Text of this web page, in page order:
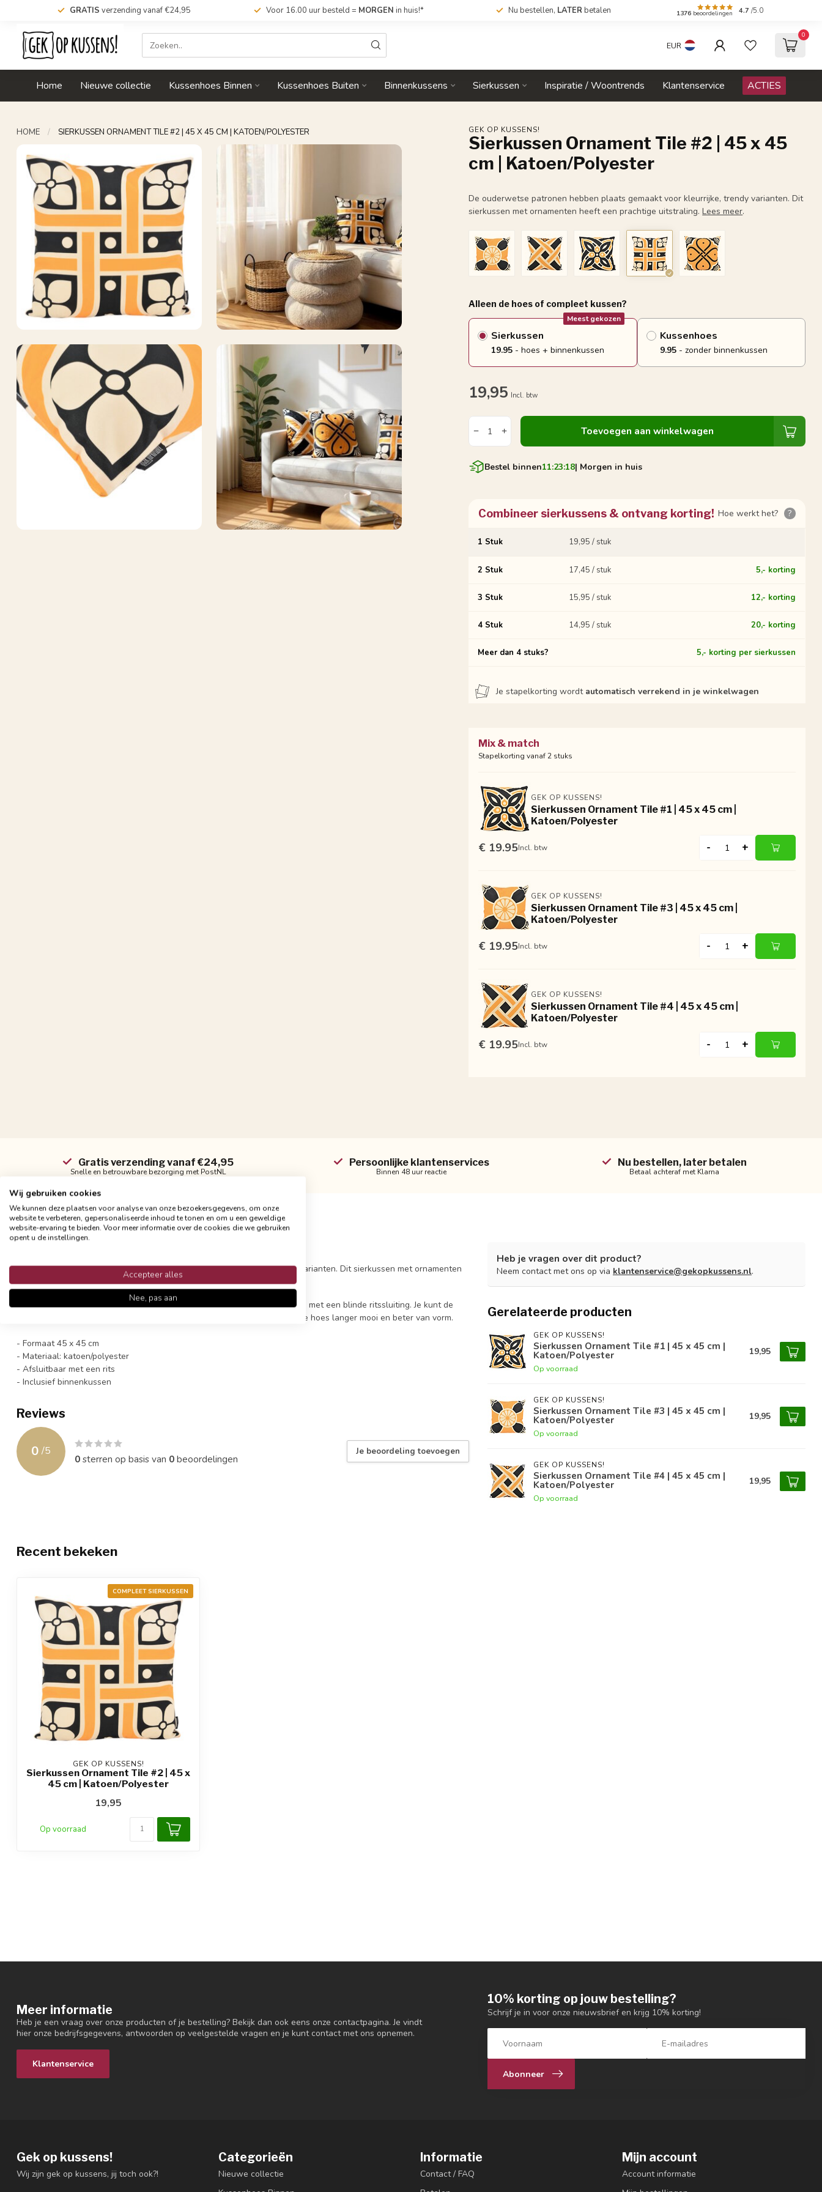
GRATIS verzending vanaf €24,95 Voor 16.00 uur besteld = MORGEN in huis!* Nu bestellen, LATER betalen 1376 beoordelingen 4.7 /5.0
EUR
0
Home Nieuwe collectie Kussenhoes Binnen Kussenhoes Buiten Binnenkussens Sierkussen Inspiratie / Woontrends Klantenservice ACTIES
HOME / SIERKUSSEN ORNAMENT TILE #2 | 45 X 45 CM | KATOEN/POLYESTER GEK OP KUSSENS!
Sierkussen Ornament Tile #2 | 45 x 45
cm | Katoen/Polyester
De ouderwetse patronen hebben plaats gemaakt voor kleurrijke, trendy varianten. Dit
sierkussen met ornamenten heeft een prachtige uitstraling.Lees meer.
Alleen de hoes of compleet kussen?
Sierkussen
Meest gekozen
19.95 - hoes + binnenkussen
Kussenhoes
9.95- zonder binnenkussen
19,95 Incl. btw
Toevoegen aan winkelwagen
Bestel binnen11:23:17| Morgen in huis
Combineer sierkussens & ontvang korting! Hoe werkt het? ?
1 Stuk 19,95 / stuk
2 Stuk 17,45 / stuk 5,- korting
3 Stuk 15,95 / stuk 12,- korting
4 Stuk 14,95 / stuk 20,- korting
Meer dan 4 stuks? 5,- korting per sierkussen
Je stapelkorting wordt automatisch verrekend in je winkelwagen
Mix & match
Stapelkorting vanaf 2 stuks
GEK OP KUSSENS!
Sierkussen Ornament Tile #1 | 45 x 45 cm |
Katoen/Polyester
€ 19.95Incl. btw - +
GEK OP KUSSENS!
Sierkussen Ornament Tile #3 | 45 x 45 cm |
Katoen/Polyester
€ 19.95Incl. btw - +
GEK OP KUSSENS!
Sierkussen Ornament Tile #4 | 45 x 45 cm |
Katoen/Polyester
€ 19.95Incl. btw - +
Gratis verzending vanaf €24,95
Snelle en betrouwbare bezorging met PostNL
Persoonlijke klantenservices
Binnen 48 uur reactie
Nu bestellen, later betalen
Betaal achteraf met Klarna
De ouderwetse patronen hebben plaats gemaakt voor kleurrijke, trendy varianten. Dit sierkussen met ornamenten
heeft een prachtige uitstraling.
Deze hoes heeft aan beide kanten een print en is gemakkelijkaf te sluiten met een blinde ritssluiting. Je kunt de
hoes het beste op een milde manier (liefst op de hand) wassen, zo blijft de hoes langer mooi en beter van vorm.
- Formaat 45 x 45 cm
- Materiaal: katoen/polyester
- Afsluitbaar met een rits
- Inclusief binnenkussen
Reviews
0 /5
0sterren op basis van 0beoordelingen
Je beoordeling toevoegen
Heb je vragen over dit product?
Neem contact met ons op via klantenservice@gekopkussens.nl.
Gerelateerde producten
GEK OP KUSSENS!
Sierkussen Ornament Tile #1 | 45 x 45 cm |
Katoen/Polyester
Op voorraad
19,95
GEK OP KUSSENS!
Sierkussen Ornament Tile #3 | 45 x 45 cm |
Katoen/Polyester
Op voorraad
19,95
GEK OP KUSSENS!
Sierkussen Ornament Tile #4 | 45 x 45 cm |
Katoen/Polyester
Op voorraad
19,95
Recent bekeken
COMPLEET SIERKUSSEN
GEK OP KUSSENS!
Sierkussen Ornament Tile #2 | 45 x
45 cm | Katoen/Polyester
19,95
Op voorraad
Meer informatie
Heb je een vraag over onze producten of je bestelling? Bekijk dan ook eens onze contactpagina. Je vindt
hier onze bedrijfsgegevens, antwoorden op veelgestelde vragen en je kunt contact met ons opnemen.
Klantenservice
10% korting op jouw bestelling?
Schrijf je in voor onze nieuwsbrief en krijg 10% korting!
Abonneer
Gek op kussens!
Wij zijn gek op kussens, jij toch ook?!
Categorieën
Nieuwe collectie
Informatie
Contact / FAQ
Mijn account
Account informatie
Wij gebruiken cookies
We kunnen deze plaatsen voor analyse van onze bezoekersgegevens, om onze
website te verbeteren, gepersonaliseerde inhoud te tonen en om u een geweldige
website-ervaring te bieden. Voor meer informatie over de cookies die we gebruiken
opent u de instellingen.
Accepteer alles
Nee, pas aan